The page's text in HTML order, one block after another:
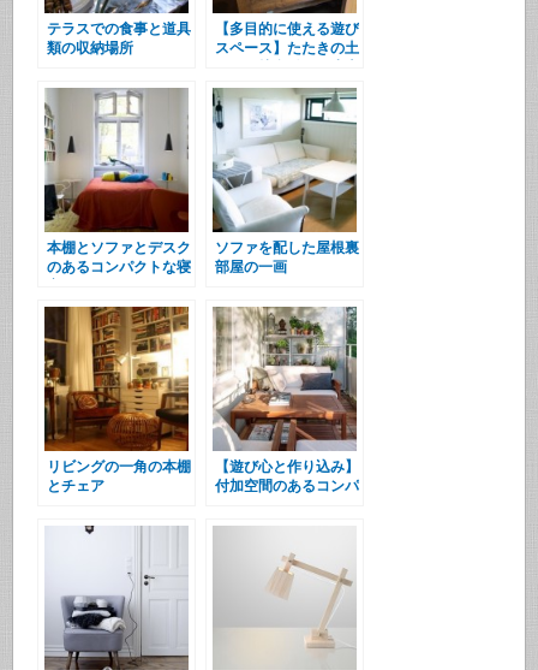
テラスでの食事と道具
類の収納場所
【多目的に使える遊び
スペース】たたきの土
がりのワークスペース
兼リビング
本棚とソファとデスク
のあるコンパクトな寝
ソファを配した屋根裏
部屋の一画
リビングの一角の本棚
とチェア
【遊び心と作り込み】
付加空間のあるコンパ